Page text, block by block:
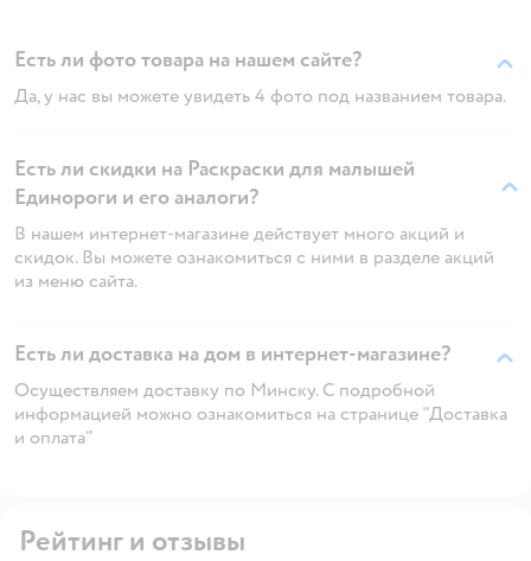
Есть ли фото товара на нашем сайте?
Да, у нас вы можете увидеть 4 фото под названием товара.
Есть ли скидки на Раскраски для малышей
Единороги и его аналоги?
В нашем интернет-магазине действует много акций и
скидок. Вы можете ознакомиться с ними в разделе акций
из меню сайта.
Есть ли доставка на дом в интернет-магазине?
Осуществляем доставку по Минску. С подробной
информацией можно ознакомиться на странице "Доставка
и оплата"
Рейтинг и отзывы